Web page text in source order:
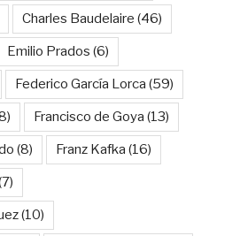
Charles Baudelaire (46)
Emilio Prados (6)
Federico García Lorca (59)
Francisco de Goya (13)
(8) Franz Kafka (16)
(10)